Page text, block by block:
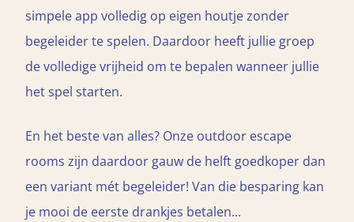
simpele app volledig op eigen houtje zonder
begeleider te spelen. Daardoor heeft jullie groep
de volledige vrijheid om te bepalen wanneer jullie
het spel starten.
En het beste van alles? Onze outdoor escape
rooms zijn daardoor gauw de helft goedkoper dan
een variant mét begeleider! Van die besparing kan
je mooi de eerste drankjes betalen...